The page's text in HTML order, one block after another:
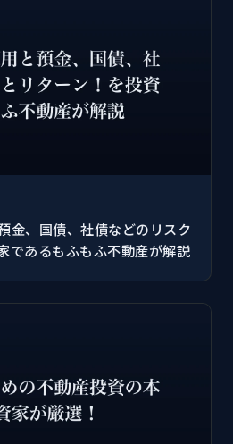
金、国債、社債などのリスク
であるもふもふ不動産が解説